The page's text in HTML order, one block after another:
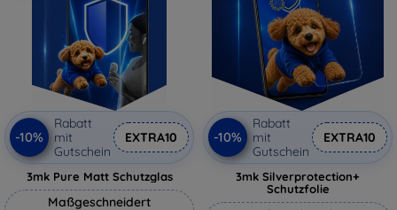
-10%
Rabatt
mit
Gutschein
EXTRA10
3mk Pure Matt Schutzglas
Maßgeschneidert
-10%
Rabatt
mit
Gutschein
EXTRA10
3mk Silverprotection+
Schutzfolie